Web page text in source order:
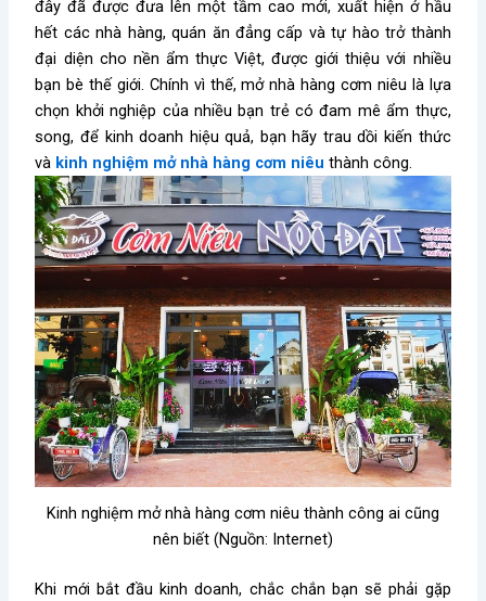
đây đã được đưa lên một tầm cao mới, xuất hiện ở hầu
hết các nhà hàng, quán ăn đẳng cấp và tự hào trở thành
đại diện cho nền ẩm thực Việt, được giới thiệu với nhiều
bạn bè thế giới. Chính vì thế, mở nhà hàng cơm niêu là lựa
chọn khởi nghiệp của nhiều bạn trẻ có đam mê ẩm thực,
song, để kinh doanh hiệu quả, bạn hãy trau dồi kiến thức
và kinh nghiệm mở nhà hàng cơm niêu thành công.
Kinh nghiệm mở nhà hàng cơm niêu thành công ai cũng
nên biết (Nguồn: Internet)
Khi mới bắt đầu kinh doanh, chắc chắn bạn sẽ phải gặp